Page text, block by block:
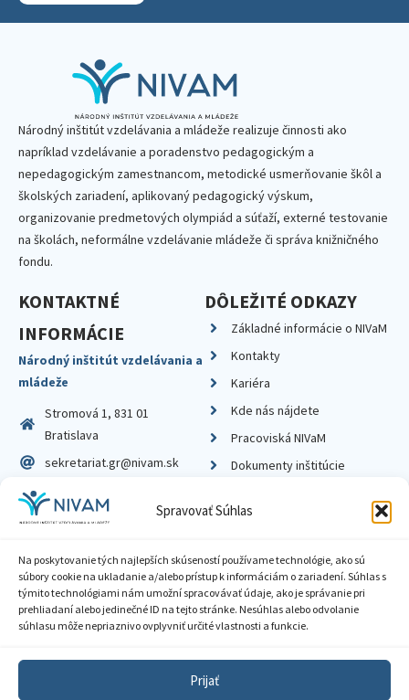
Spravovať Súhlas
Na poskytovanie tých najlepších skúseností používame technológie, ako sú
súbory cookie na ukladanie a/alebo prístup k informáciám o zariadení. Súhlas s
týmito technológiami nám umožní spracovávať údaje, ako je správanie pri
prehliadaní alebo jedinečné ID na tejto stránke. Nesúhlas alebo odvolanie
súhlasu môže nepriaznivo ovplyvniť určité vlastnosti a funkcie.
Prijať
Národný inštitút vzdelávania a mládeže realizuje činnosti ako
napríklad vzdelávanie a poradenstvo pedagogickým a
nepedagogickým zamestnancom, metodické usmerňovanie škôl a
školských zariadení, aplikovaný pedagogický výskum,
organizovanie predmetových olympiád a súťaží, externé testovanie
na školách, neformálne vzdelávanie mládeže či správa knižničného
fondu.
KONTAKTNÉ
INFORMÁCIE
Národný inštitút vzdelávania a
mládeže
Stromová 1, 831 01
Bratislava
sekretariat.gr@nivam.sk
IČO: 00164348
DIČ: 2020798714
DÔLEŽITÉ ODKAZY
Základné informácie o NIVaM
Kontakty
Kariéra
Kde nás nájdete
Pracoviská NIVaM
Dokumenty inštitúcie
Zásady ochrany súkromia
Sprístupnenie informácií